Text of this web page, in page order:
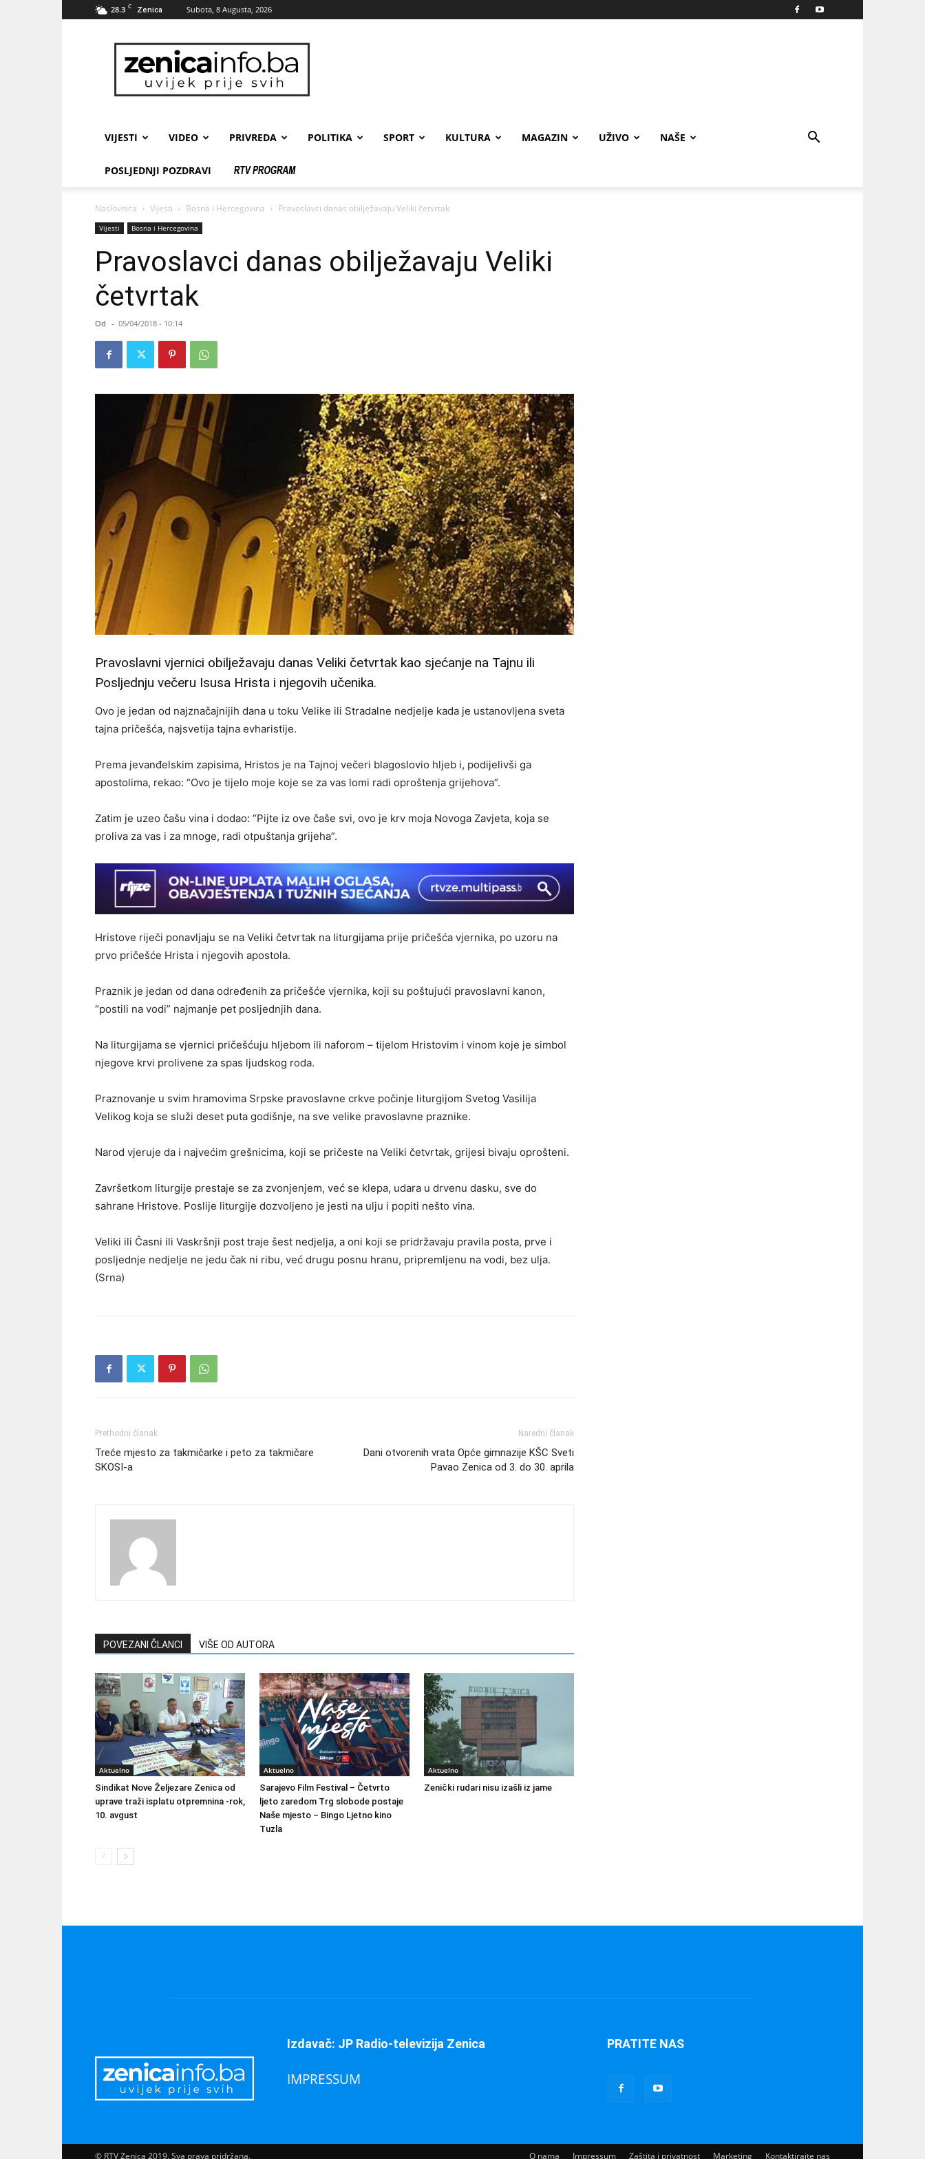
28.3 C Zenica Subota, 8 Augusta, 2026
zenicainfo.ba
VIJESTI VIDEO PRIVREDA POLITIKA SPORT KULTURA MAGAZIN UŽIVO NAŠE
POSLJEDNJI POZDRAVI
Naslovnica Vijesti Bosna i Hercegovina Pravoslavci danas obilježavaju Veliki četvrtak
Vijesti Bosna i Hercegovina
Pravoslavci danas obilježavaju Veliki
četvrtak
Od - 05/04/2018 - 10:14
Pravoslavni vjernici obilježavaju danas Veliki četvrtak kao sjećanje na Tajnu ili
Posljednju večeru Isusa Hrista i njegovih učenika.
Ovo je jedan od najznačajnijih dana u toku Velike ili Stradalne nedjelje kada je ustanovljena sveta
tajna pričešća, najsvetija tajna evharistije.
Prema jevanđelskim zapisima, Hristos je na Tajnoj večeri blagoslovio hljeb i, podijelivši ga
apostolima, rekao: “Ovo je tijelo moje koje se za vas lomi radi oproštenja grijehova”.
Zatim je uzeo čašu vina i dodao: “Pijte iz ove čaše svi, ovo je krv moja Novoga Zavjeta, koja se
proliva za vas i za mnoge, radi otpuštanja grijeha”.
Hristove riječi ponavljaju se na Veliki četvrtak na liturgijama prije pričešća vjernika, po uzoru na
prvo pričešće Hrista i njegovih apostola.
Praznik je jedan od dana određenih za pričešće vjernika, koji su poštujući pravoslavni kanon,
“postili na vodi” najmanje pet posljednjih dana.
Na liturgijama se vjernici pričešćuju hljebom ili naforom – tijelom Hristovim i vinom koje je simbol
njegove krvi prolivene za spas ljudskog roda.
Praznovanje u svim hramovima Srpske pravoslavne crkve počinje liturgijom Svetog Vasilija
Velikog koja se služi deset puta godišnje, na sve velike pravoslavne praznike.
Narod vjeruje da i najvećim grešnicima, koji se pričeste na Veliki četvrtak, grijesi bivaju oprošteni.
Završetkom liturgije prestaje se za zvonjenjem, već se klepa, udara u drvenu dasku, sve do
sahrane Hristove. Poslije liturgije dozvoljeno je jesti na ulju i popiti nešto vina.
Veliki ili Časni ili Vaskršnji post traje šest nedjelja, a oni koji se pridržavaju pravila posta, prve i
posljednje nedjelje ne jedu čak ni ribu, već drugu posnu hranu, pripremljenu na vodi, bez ulja.
(Srna)
Prethodni članak
Treće mjesto za takmičarke i peto za takmičare
SKOSI-a
Naredni članak
Dani otvorenih vrata Opće gimnazije KŠC Sveti
Pavao Zenica od 3. do 30. aprila
POVEZANI ČLANCI VIŠE OD AUTORA
Aktuelno
Sindikat Nove Željezare Zenica od
uprave traži isplatu otpremnina -rok,
10. avgust
Aktuelno
Sarajevo Film Festival – Četvrto
ljeto zaredom Trg slobode postaje
Naše mjesto – Bingo Ljetno kino
Tuzla
Aktuelno
Zenički rudari nisu izašli iz jame
Izdavač: JP Radio-televizija Zenica
IMPRESSUM
PRATITE NAS
O nama Impressum Zaštita i privatnost Marketing Kontaktirajte nas
© RTV Zenica 2019. Sva prava pridržana.